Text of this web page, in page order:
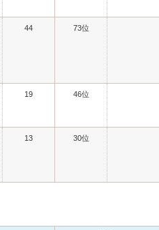
44 73位
19 46位
13 30位